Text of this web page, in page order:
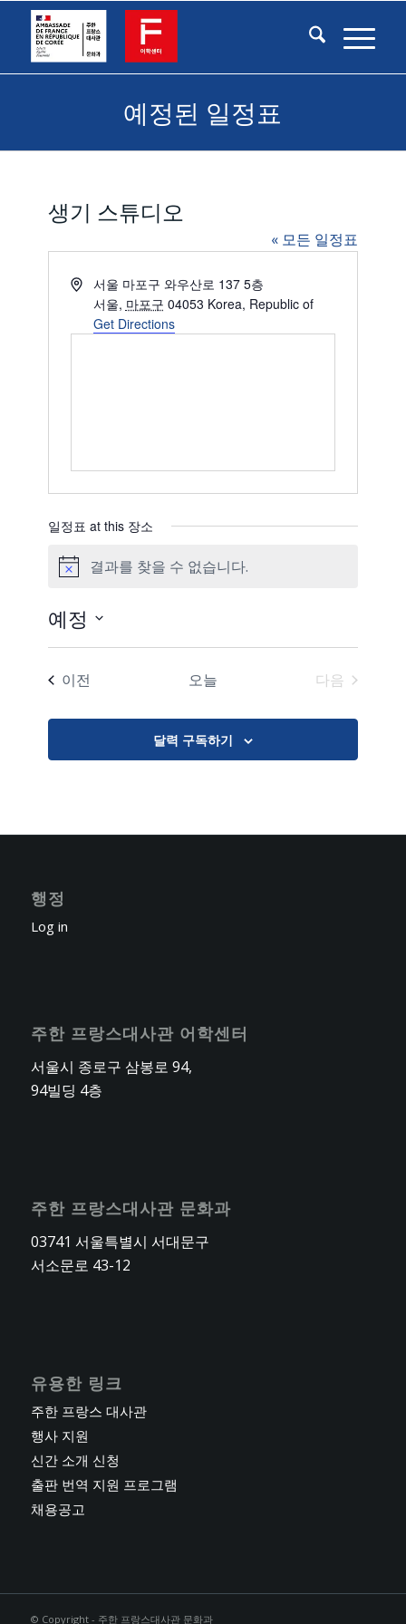
예정된 일정표
생기 스튜디오
« 모든 일정표
Address서울 마포구 와우산로 137 5층
서울, 마포구 04053 Korea, Republic of
Get Directions
일정표 at this 장소
공
결과를 찾을 수 없습니다.
예정
날
를
선
합
이전 오늘
다음
달력 구독하기
행정
Log in
주한 프랑스대사관 어학센터
서울시 종로구 삼봉로 94,
94빌딩 4층
주한 프랑스대사관 문화과
03741 서울특별시 서대문구
서소문로 43-12
유용한 링크
주한 프랑스 대사관
행사 지원
신간 소개 신청
출판 번역 지원 프로그램
채용공고
© Copyright - 주한 프랑스대사관 문화과